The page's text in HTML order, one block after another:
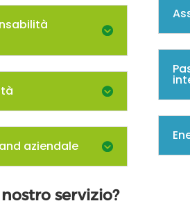
aziendale
servizio?